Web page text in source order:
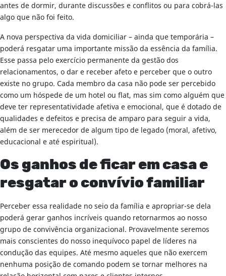
antes de dormir, durante discussões e conflitos ou para cobrá-las
algo que não foi feito.
A nova perspectiva da vida domiciliar – ainda que temporária –
poderá resgatar uma importante missão da essência da família.
Esse passa pelo exercício permanente da gestão dos
relacionamentos, o dar e receber afeto e perceber que o outro
existe no grupo. Cada membro da casa não pode ser percebido
como um hóspede de um hotel ou flat, mas sim como alguém que
deve ter representatividade afetiva e emocional, que é dotado de
qualidades e defeitos e precisa de amparo para seguir a vida,
além de ser merecedor de algum tipo de legado (moral, afetivo,
educacional e até espiritual).
Os ganhos de ficar em casa e
resgatar o convívio familiar
Perceber essa realidade no seio da família e apropriar-se dela
poderá gerar ganhos incríveis quando retornarmos ao nosso
grupo de convivência organizacional. Provavelmente seremos
mais conscientes do nosso inequívoco papel de líderes na
condução das equipes. Até mesmo aqueles que não exercem
nenhuma posição de comando podem se tornar melhores na